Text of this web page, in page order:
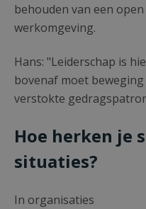
behouden van een
werkomgeving.
Hans: "Leiderschap is
bovenaf moet
verstokte
Hoe herken je
situaties?
In organisaties